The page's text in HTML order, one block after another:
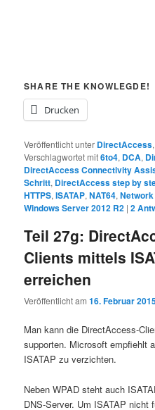
SHARE THE KNOWLEGDE!
Drucken
Veröffentlicht unter DirectAccess,
Verschlagwortet mit6to4, DCA,
DirectAccess Connectivity
Schritt, DirectAccess step by
HTTPS,ISATAP,NAT64,
Windows Server 2012 R2 |2
Teil 27g:
Clients mittels
erreichen
Veröffentlicht am16. Februar
Man kann die DirectAccess-
supporten. Microsoft empfiehlt
ISATAP zu verzichten.
Neben WPAD steht auch
DNS-Server. Um ISATAP nicht